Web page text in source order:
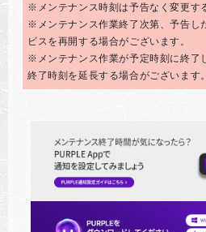
※メンテナンス時刻は予告なく変更す
※メンテナンス作業終了次第、予告し
ビスを再開する場合がございます。
※メンテナンス作業が予定時刻に終了
終了時刻を延長する場合がございます。